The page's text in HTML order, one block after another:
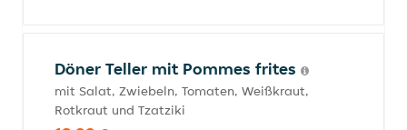
Döner Teller mit Pommes frites
mit Salat, Zwiebeln, Tomaten, Weißkraut,
Rotkraut und Tzatziki